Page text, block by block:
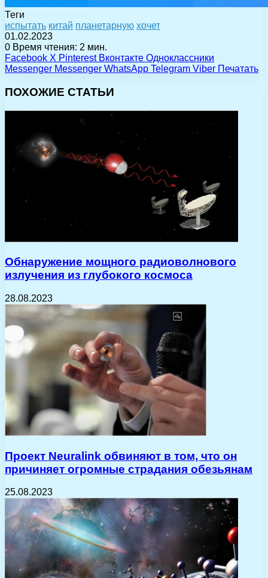
Теги
испытать китай планетарную хочет
01.02.2023
0 Время чтения: 2 мин.
Facebook X Pinterest Вконтакте Одноклассники
Messenger Messenger WhatsApp Telegram Viber Печатать
ПОХОЖИЕ СТАТЬИ
Обнаружение мощного радиоволнового
излучения из глубокого космоса
28.08.2023
Проект Neuralink обвиняют в том, что он
причиняет огромные страдания обезьянам
25.08.2023